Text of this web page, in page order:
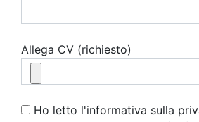
Allega CV (richiesto)
Ho letto l'informativa sulla